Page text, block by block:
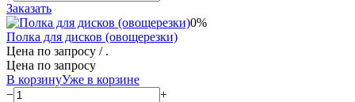
Заказать
0%
Полка для дисков (овощерезки)
Цена по запросу / .
Цена по запросу
В корзинуУже в корзине
−
+